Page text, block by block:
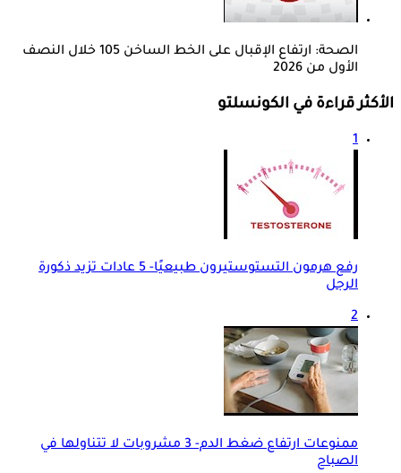
الصحة: ارتفاع الإقبال على الخط الساخن 105 خلال النصف
الأول من 2026
الأكثر قراءة في الكونسلتو
1
رفع هرمون التستوستيرون طبيعيًا- 5 عادات تزيد ذكورة
الرجل
2
ممنوعات ارتفاع ضغط الدم- 3 مشروبات لا تتناولها في
الصباح